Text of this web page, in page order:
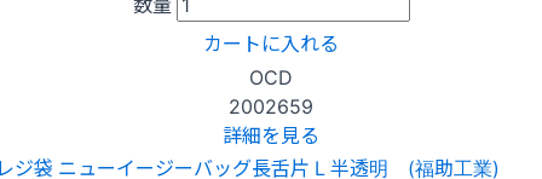
カートに入れる
OCD
2002659
詳細を見る